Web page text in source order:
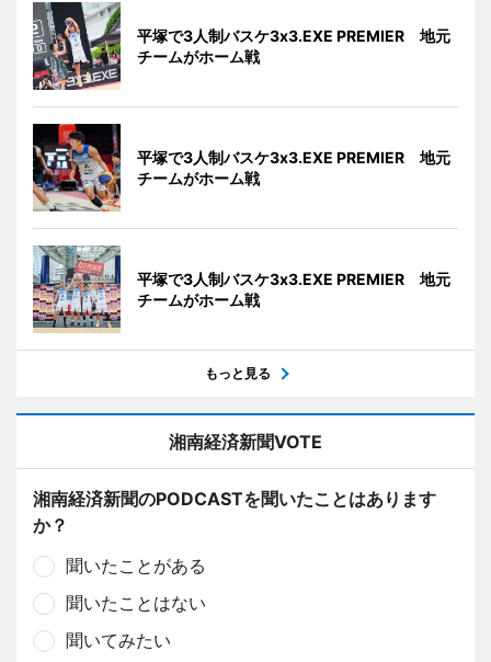
平塚で3人制バスケ3x3.EXE PREMIER 地元
チームがホーム戦
平塚で3人制バスケ3x3.EXE PREMIER 地元
チームがホーム戦
平塚で3人制バスケ3x3.EXE PREMIER 地元
チームがホーム戦
もっと見る
湘南経済新聞VOTE
湘南経済新聞のPODCASTを聞いたことはあります
か？
聞いたことがある
聞いたことはない
聞いてみたい